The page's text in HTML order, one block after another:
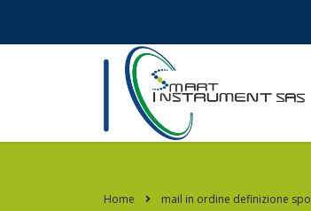
Home mail in ordine definizione